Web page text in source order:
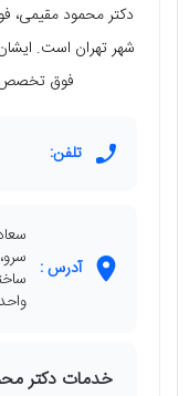
دکتر محمود مقیمی،
شهر تهران است.
فوق تخصص
تلفن:
آدرس :
خدمات دکتر